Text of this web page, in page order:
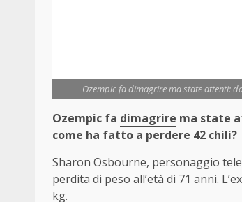
Ozempic fa dimagrire ma state attenti:
Ozempic fa dimagrire ma state
come ha fatto a perdere 42 chili?
Sharon Osbourne, personaggio
perdita di peso all’età di 71 anni.
kg.